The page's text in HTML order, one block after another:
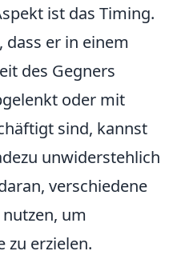
ist das Timing.
dass er in einem
des Gegners
oder mit
sind, kannst
unwiderstehlich
verschiedene
nutzen, um
zu erzielen.